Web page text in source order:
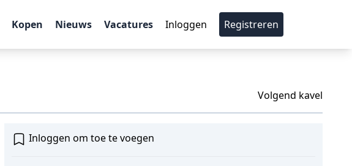
Kopen Nieuws Vacatures Inloggen Registreren
Volgend kavel
Inloggen om toe te voegen